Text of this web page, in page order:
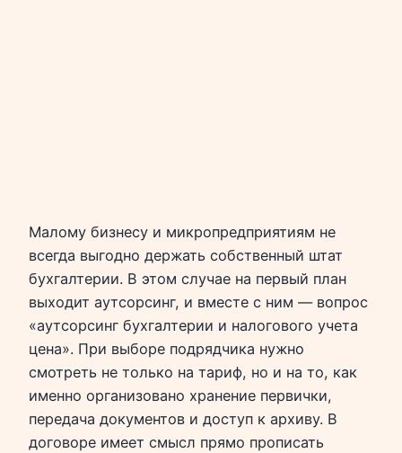
Малому бизнесу и микропредприятиям не
всегда выгодно держать собственный штат
бухгалтерии. В этом случае на первый план
выходит аутсорсинг, и вместе с ним — вопрос
«аутсорсинг бухгалтерии и налогового учета
цена». При выборе подрядчика нужно
смотреть не только на тариф, но и на то, как
именно организовано хранение первички,
передача документов и доступ к архиву. В
договоре имеет смысл прямо прописать